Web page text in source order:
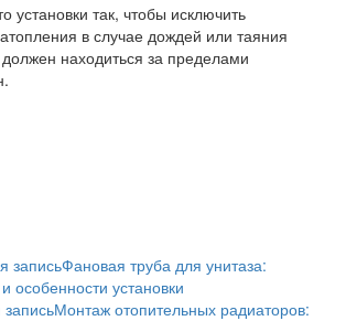
установки так, чтобы исключить
в случае дождей или таяния
должен находиться за пределами
записьФановая труба для унитаза:
особенности установки
Монтаж отопительных радиаторов: